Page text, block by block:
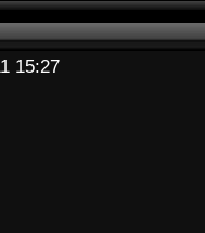
15:27